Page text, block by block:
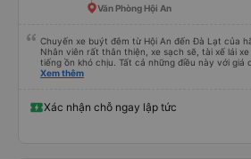
Văn Phòng Hội An
Chuyến xe buýt đêm từ Hội An đến Đà Lạt của
Nhân viên rất thân thiện, xe sạch sẽ, tài xế lái
tiếng ồn khó chịu. Tất cả những điều này với giá
bằng tiếng Anh rất suôn sẻ, vì vậy tôi rất khuyên
không được ăn trên xe, nhưng có nhà hàng và
dừng. Bạn phải cởi giày và đi chân trần. Tại các
cung cấp khi bạn xuống xe; bạn phải trả lại
Xem thêm
Xác nhận chỗ ngay lập tức